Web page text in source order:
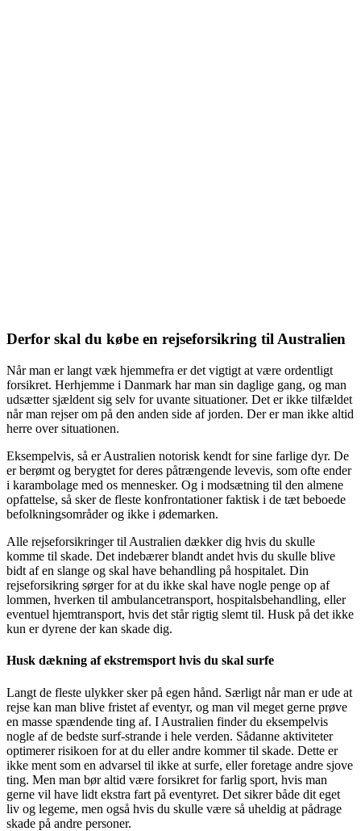
Derfor skal du købe en rejseforsikring til Australien
Når man er langt væk hjemmefra er det vigtigt at være ordentligt
forsikret. Herhjemme i Danmark har man sin daglige gang, og man
udsætter sjældent sig selv for uvante situationer. Det er ikke tilfældet
når man rejser om på den anden side af jorden. Der er man ikke altid
herre over situationen.
Eksempelvis, så er Australien notorisk kendt for sine farlige dyr. De
er berømt og berygtet for deres påtrængende levevis, som ofte ender
i karambolage med os mennesker. Og i modsætning til den almene
opfattelse, så sker de fleste konfrontationer faktisk i de tæt beboede
befolkningsområder og ikke i ødemarken.
Alle rejseforsikringer til Australien dækker dig hvis du skulle
komme til skade. Det indebærer blandt andet hvis du skulle blive
bidt af en slange og skal have behandling på hospitalet. Din
rejseforsikring sørger for at du ikke skal have nogle penge op af
lommen, hverken til ambulancetransport, hospitalsbehandling, eller
eventuel hjemtransport, hvis det står rigtig slemt til. Husk på det ikke
kun er dyrene der kan skade dig.
Husk dækning af ekstremsport hvis du skal surfe
Langt de fleste ulykker sker på egen hånd. Særligt når man er ude at
rejse kan man blive fristet af eventyr, og man vil meget gerne prøve
en masse spændende ting af. I Australien finder du eksempelvis
nogle af de bedste surf-strande i hele verden. Sådanne aktiviteter
optimerer risikoen for at du eller andre kommer til skade. Dette er
ikke ment som en advarsel til ikke at surfe, eller foretage andre sjove
ting. Men man bør altid være forsikret for farlig sport, hvis man
gerne vil have lidt ekstra fart på eventyret. Det sikrer både dit eget
liv og legeme, men også hvis du skulle være så uheldig at pådrage
skade på andre personer.